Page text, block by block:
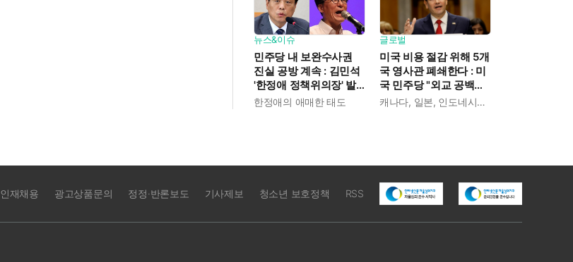
뉴스&이슈
민주당 내 보완수사권
진실 공방 계속 : 김민석
'한정애 정책위의장' 발
언 근거로 내세우자 사
한정애의 애매한 태도
글로벌
미국 비용 절감 위해 5개
국 영사관 폐쇄한다 : 미
국 민주당 "외교 공백에
중국이 파고들 수 있다"캐나다, 일본, 인도네시아, 카메룬, 그레나다
인재채용 광고상품문의 정정·반론보도 기사제보 청소년 보호정책 RSS